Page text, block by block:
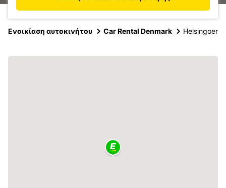
Ενοικίαση αυτοκινήτου Car Rental Denmark Helsingoer